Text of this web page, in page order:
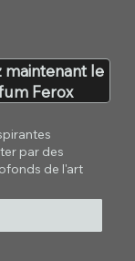
maintenant le
Ferox
par des
de l'art